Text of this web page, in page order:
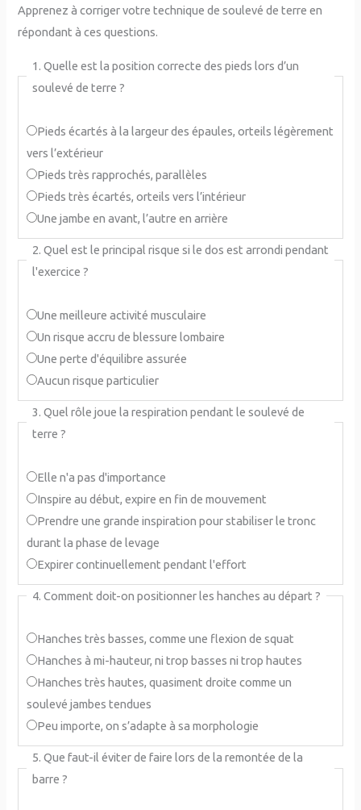
Apprenez à corriger votre technique de soulevé de terre en
répondant à ces questions.
1. Quelle est la position correcte des pieds lors d’un
soulevé de terre ?
Pieds écartés à la largeur des épaules, orteils légèrement
vers l’extérieur
Pieds très rapprochés, parallèles
Pieds très écartés, orteils vers l’intérieur
Une jambe en avant, l’autre en arrière
2. Quel est le principal risque si le dos est arrondi pendant
l'exercice ?
Une meilleure activité musculaire
Un risque accru de blessure lombaire
Une perte d'équilibre assurée
Aucun risque particulier
3. Quel rôle joue la respiration pendant le soulevé de
terre ?
Elle n'a pas d'importance
Inspire au début, expire en fin de mouvement
Prendre une grande inspiration pour stabiliser le tronc
durant la phase de levage
Expirer continuellement pendant l'effort
4. Comment doit-on positionner les hanches au départ ?
Hanches très basses, comme une flexion de squat
Hanches à mi-hauteur, ni trop basses ni trop hautes
Hanches très hautes, quasiment droite comme un
soulevé jambes tendues
Peu importe, on s’adapte à sa morphologie
5. Que faut-il éviter de faire lors de la remontée de la
barre ?